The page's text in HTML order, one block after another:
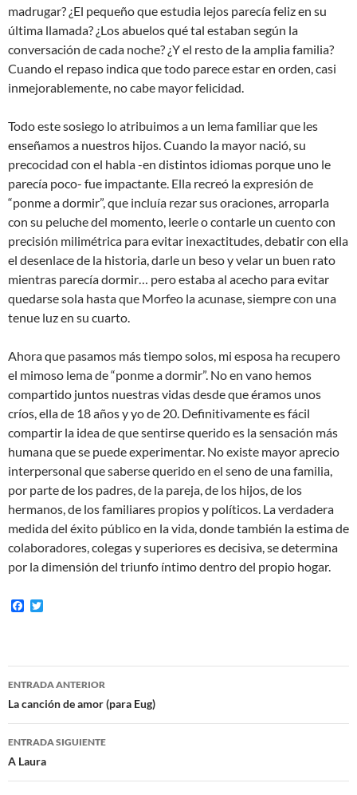
madrugar? ¿El pequeño que estudia lejos parecía feliz en su
última llamada? ¿Los abuelos qué tal estaban según la
conversación de cada noche? ¿Y el resto de la amplia familia?
Cuando el repaso indica que todo parece estar en orden, casi
inmejorablemente, no cabe mayor felicidad.
Todo este sosiego lo atribuimos a un lema familiar que les
enseñamos a nuestros hijos. Cuando la mayor nació, su
precocidad con el habla -en distintos idiomas porque uno le
parecía poco- fue impactante. Ella recreó la expresión de
“ponme a dormir”, que incluía rezar sus oraciones, arroparla
con su peluche del momento, leerle o contarle un cuento con
precisión milimétrica para evitar inexactitudes, debatir con ella
el desenlace de la historia, darle un beso y velar un buen rato
mientras parecía dormir… pero estaba al acecho para evitar
quedarse sola hasta que Morfeo la acunase, siempre con una
tenue luz en su cuarto.
Ahora que pasamos más tiempo solos, mi esposa ha recupero
el mimoso lema de “ponme a dormir”. No en vano hemos
compartido juntos nuestras vidas desde que éramos unos
críos, ella de 18 años y yo de 20. Definitivamente es fácil
compartir la idea de que sentirse querido es la sensación más
humana que se puede experimentar. No existe mayor aprecio
interpersonal que saberse querido en el seno de una familia,
por parte de los padres, de la pareja, de los hijos, de los
hermanos, de los familiares propios y políticos. La verdadera
medida del éxito público en la vida, donde también la estima de
colaboradores, colegas y superiores es decisiva, se determina
por la dimensión del triunfo íntimo dentro del propio hogar.
F
o
o
e
r
Navegación
de
entradas
ENTRADA ANTERIOR
La canción de amor (para Eug)
ENTRADA SIGUIENTE
A Laura